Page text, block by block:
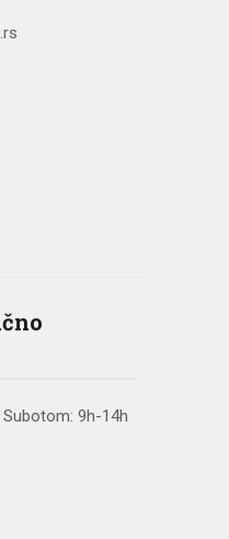
9h-14h